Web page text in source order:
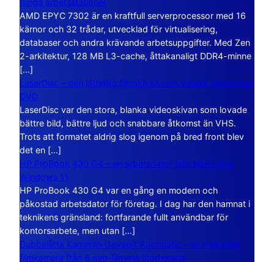
tunga arbetsstationer
AMD EPYC 7302 är en kraftfull serverprocessor med 16
kärnor och 32 trådar, utvecklad för virtualisering,
databaser och andra krävande arbetsuppgifter. Med Zen
2-arkitektur, 128 MB L3-cache, åttakanaligt DDR4-minne
[…]
LaserDisc – den jättelika filmskivan som visade vägen mot
DVD
LaserDisc var den stora, blanka videoskivan som lovade
bättre bild, bättre ljud och snabbare åtkomst än VHS.
Trots att formatet aldrig slog igenom på bred front blev
det en […]
HP ProBook 430 G4 – en arbetsdator från tiden före
Windows 11
HP ProBook 430 G4 var en gång en modern och
påkostad arbetsdator för företag. I dag har den hamnat i
teknikens gränsland: fortfarande fullt användbar för
kontorsarbete, men utan […]
Dubbelåtta Kameran Gevaert Automatic – en mekanisk
filmkamera från 8 mm-filmens storhetstid